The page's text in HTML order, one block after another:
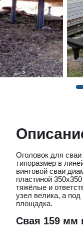
Оголовок для
типоразмер в
винтовой сваи
пластиной
тяжёлые и
узел велика, а
площадка.
Свая 159 мм